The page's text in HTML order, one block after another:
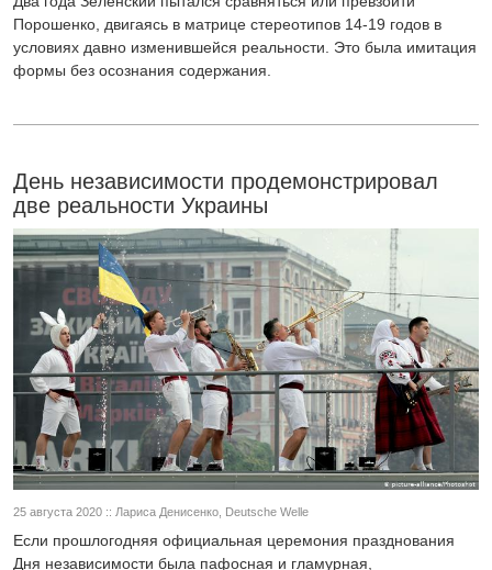
Порошенко, двигаясь в матрице стереотипов 14-19 годов в
условиях давно изменившейся реальности. Это была имитация
формы без осознания содержания.
День независимости продемонстрировал
две реальности Украины
25 августа 2020 :: Лариса Денисенко, Deutsche Welle
Если прошлогодняя официальная церемония празднования
Дня независимости была пафосная и гламурная,